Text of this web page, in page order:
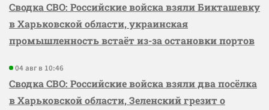
Сводка СВО: Российские войска взяли Бикташевку
в Харьковской области, украинская
промышленность встаёт из-за остановки портов
04 авг в 10:46
Сводка СВО: Российские войска взяли два посёлка
в Харьковской области, Зеленский грезит о